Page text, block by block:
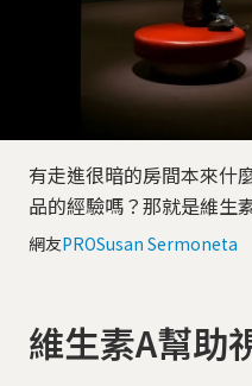
有走進很暗的房間本來什
品的經驗嗎？那就是維生
網友PROSusan Sermoneta
維生素A幫助